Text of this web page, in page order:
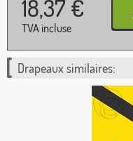
18,37 €
TVA incluse
Drapeaux similaires: